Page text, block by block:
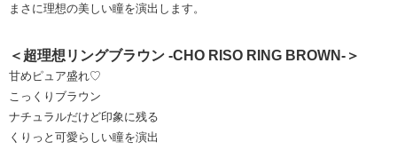
まさに理想の美しい瞳を演出します。
＜超理想リングブラウン -CHO RISO RING BROWN-＞
甘めピュア盛れ♡
こっくりブラウン
ナチュラルだけど印象に残る
くりっと可愛らしい瞳を演出